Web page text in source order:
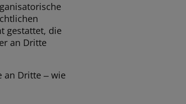
gestattet, die
an Dritte
an Dritte ‒ wie